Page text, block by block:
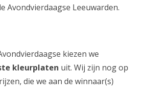
Avondvierdaagse Leeuwarden.
kiezen we
kleurplaten uit. Wij zijn nog op
die we aan de winnaar(s)